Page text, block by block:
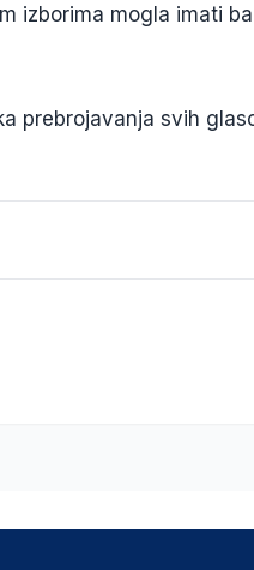
izborima mogla imati
prebrojavanja svih